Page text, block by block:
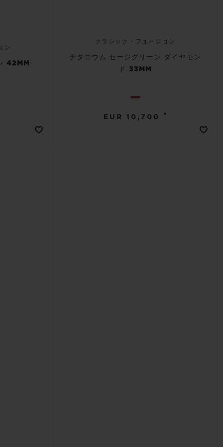
ン
42MM
クラシック・フュージョン
チタニウム セージグリーン ダイヤモン
ド 33MM
EUR 10,700 •